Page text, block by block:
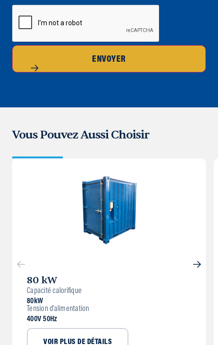
CAPTCHA
ENVOYER
Vous Pouvez Aussi Choisir
80 kW
Capacité calorifique
80kW
Tension d’alimentation
400V 50Hz
VOIR PLUS DE DÉTAILS